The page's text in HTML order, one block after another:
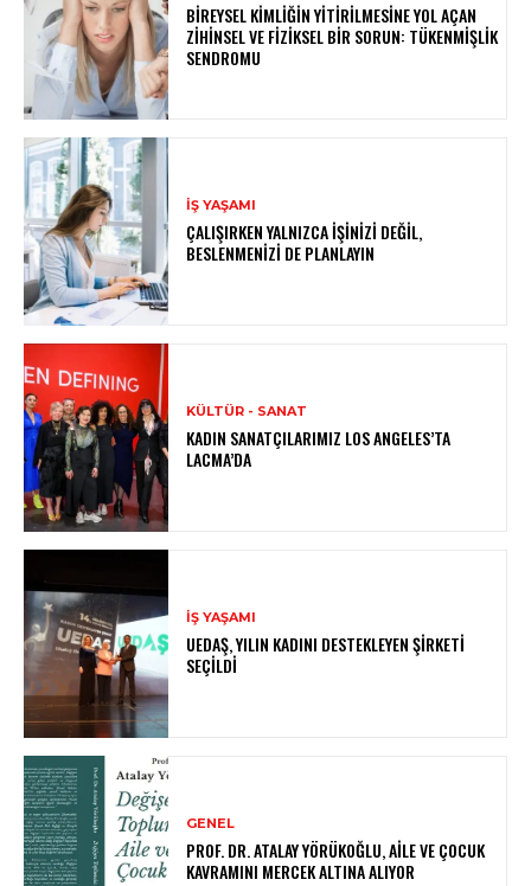
BIREYSEL KIMLIĞIN YITIRILMESINE YOL AÇAN
ZIHINSEL VE FIZIKSEL BIR SORUN: TÜKENMIŞLIK
SENDROMU
İŞ YAŞAMI
ÇALIŞIRKEN YALNIZCA İŞINIZI DEĞIL,
BESLENMENIZI DE PLANLAYIN
KÜLTÜR - SANAT
KADIN SANATÇILARIMIZ LOS ANGELES’TA
LACMA’DA
İŞ YAŞAMI
UEDAŞ, YILIN KADINI DESTEKLEYEN ŞIRKETI
SEÇILDI
GENEL
PROF. DR. ATALAY YÖRÜKOĞLU, AILE VE ÇOCUK
KAVRAMINI MERCEK ALTINA ALIYOR